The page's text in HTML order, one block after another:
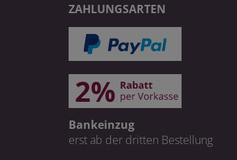
ZAHLUNGSARTEN
Bankeinzug
erst ab der dritten Bestellung